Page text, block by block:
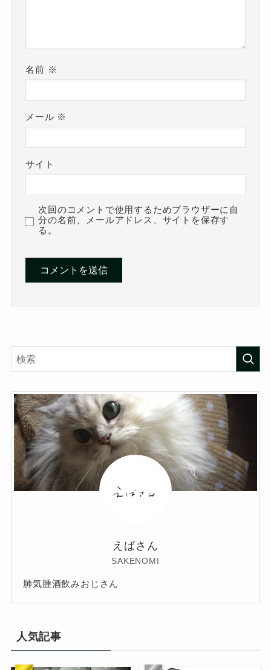
名前 ※
メール ※
サイト
次回のコメントで使用するためブラウザーに自
分の名前、メールアドレス、サイトを保存す
る。
えばさん
SAKENOMI
肺気腫酒飲みおじさん
人気記事